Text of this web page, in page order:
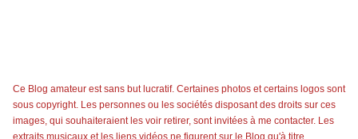
Ce Blog amateur est sans but lucratif. Certaines photos et certains logos sont
sous copyright. Les personnes ou les sociétés disposant des droits sur ces
images, qui souhaiteraient les voir retirer, sont invitées à me contacter. Les
extraits musicaux et les liens vidéos ne figurent sur le Blog qu'à titre